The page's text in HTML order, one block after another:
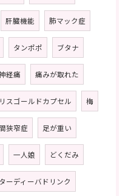
肝臓機能 肺マック症
タンポポ ブタナ
経痛 痛みが取れた
スゴールドカプセル 梅
狭窄症 足が重い
一人娘 どくだみ
ーディーバドリンク